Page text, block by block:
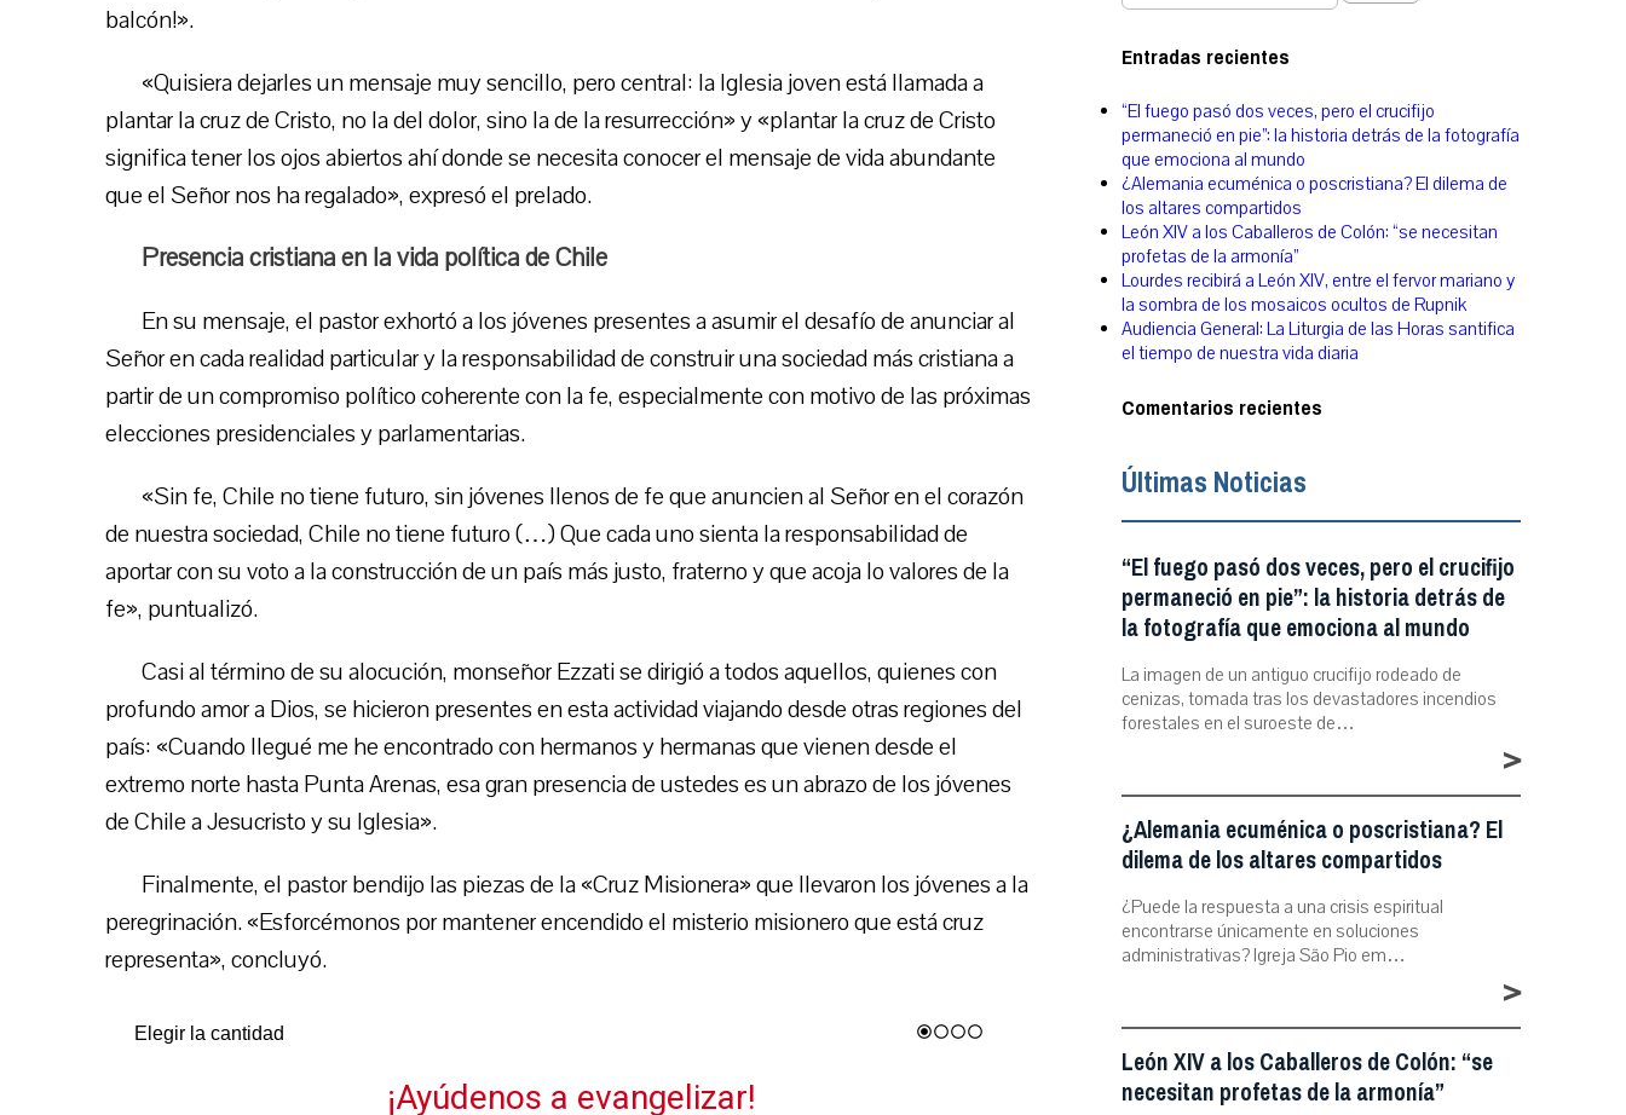
balcón!».
«Quisiera dejarles un mensaje muy sencillo, pero central: la Iglesia joven está llamada a
plantar la cruz de Cristo, no la del dolor, sino la de la resurrección» y «plantar la cruz de Cristo
significa tener los ojos abiertos ahí donde se necesita conocer el mensaje de vida abundante
que el Señor nos ha regalado», expresó el prelado.
Presencia cristiana en la vida política de Chile
En su mensaje, el pastor exhortó a los jóvenes presentes a asumir el desafío de anunciar al
Señor en cada realidad particular y la responsabilidad de construir una sociedad más cristiana a
partir de un compromiso político coherente con la fe, especialmente con motivo de las próximas
elecciones presidenciales y parlamentarias.
«Sin fe, Chile no tiene futuro, sin jóvenes llenos de fe que anuncien al Señor en el corazón
de nuestra sociedad, Chile no tiene futuro (…) Que cada uno sienta la responsabilidad de
aportar con su voto a la construcción de un país más justo, fraterno y que acoja lo valores de la
fe», puntualizó.
Casi al término de su alocución, monseñor Ezzati se dirigió a todos aquellos, quienes con
profundo amor a Dios, se hicieron presentes en esta actividad viajando desde otras regiones del
país: «Cuando llegué me he encontrado con hermanos y hermanas que vienen desde el
extremo norte hasta Punta Arenas, esa gran presencia de ustedes es un abrazo de los jóvenes
de Chile a Jesucristo y su Iglesia».
Finalmente, el pastor bendijo las piezas de la «Cruz Misionera» que llevaron los jóvenes a la
peregrinación. «Esforcémonos por mantener encendido el misterio misionero que está cruz
representa», concluyó.
Entradas recientes
“El fuego pasó dos veces, pero el crucifijo
permaneció en pie”: la historia detrás de la fotografía
que emociona al mundo
¿Alemania ecuménica o poscristiana? El dilema de
los altares compartidos
León XIV a los Caballeros de Colón: “se necesitan
profetas de la armonía”
Lourdes recibirá a León XIV, entre el fervor mariano y
la sombra de los mosaicos ocultos de Rupnik
Audiencia General: La Liturgia de las Horas santifica
el tiempo de nuestra vida diaria
Comentarios recientes
Últimas Noticias
“El fuego pasó dos veces, pero el crucifijo
permaneció en pie”: la historia detrás de
la fotografía que emociona al mundo
La imagen de un antiguo crucifijo rodeado de
cenizas, tomada tras los devastadores incendios
forestales en el suroeste de…
>
¿Alemania ecuménica o poscristiana? El
dilema de los altares compartidos
¿Puede la respuesta a una crisis espiritual
encontrarse únicamente en soluciones
administrativas? Igreja São Pio em…
>
León XIV a los Caballeros de Colón: “se
necesitan profetas de la armonía”